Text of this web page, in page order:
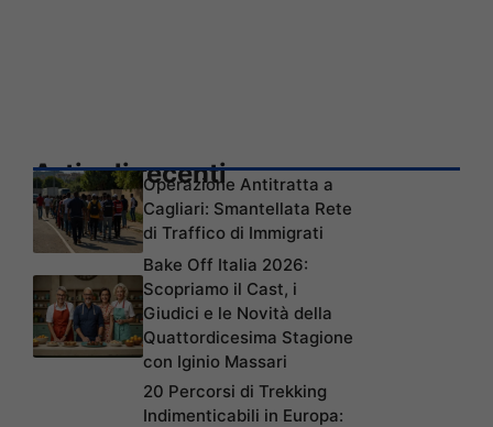
Articoli recentiOperazione Antitratta a
Cagliari: Smantellata Rete
di Traffico di Immigrati
Bake Off Italia 2026:
Scopriamo il Cast, i
Giudici e le Novità della
Quattordicesima Stagione
con Iginio Massari
20 Percorsi di Trekking
Indimenticabili in Europa: